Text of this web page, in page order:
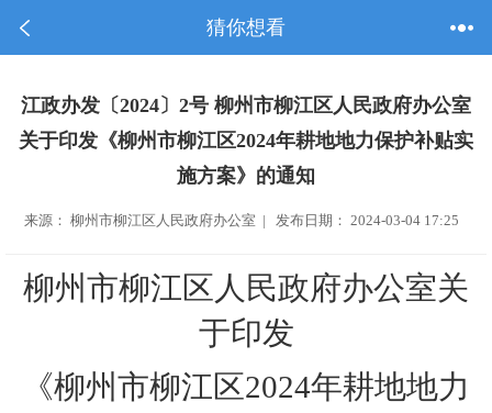
猜你想看
江政办发〔2024〕2号 柳州市柳江区人民政府办公室
关于印发《柳州市柳江区2024年耕地地力保护补贴实
施方案》的通知
来源： 柳州市柳江区人民政府办公室 | 发布日期： 2024-03-04 17:25
柳州市柳江区人民政府办公室关
于印发
《柳州市柳江区2024年耕地地力